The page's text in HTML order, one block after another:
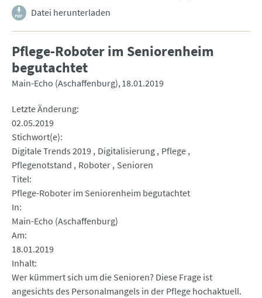
Datei herunterladen
Pflege-Roboter im Seniorenheim
begutachtet
Main-Echo (Aschaffenburg) 18.01.2019
Letzte Änderung
02.05.2019
Stichwort(e)
Digitale Trends 2019 Digitalisierung Pflege
Pflegenotstand
Roboter Senioren
Titel
Pflege-Roboter im Seniorenheim begutachtet
In
Main-Echo (Aschaffenburg)
Am
18.01.2019
Inhalt
Wer kümmert sich um die Senioren? Diese Frage ist
angesichts des Personalmangels in der Pflege hochaktuell.